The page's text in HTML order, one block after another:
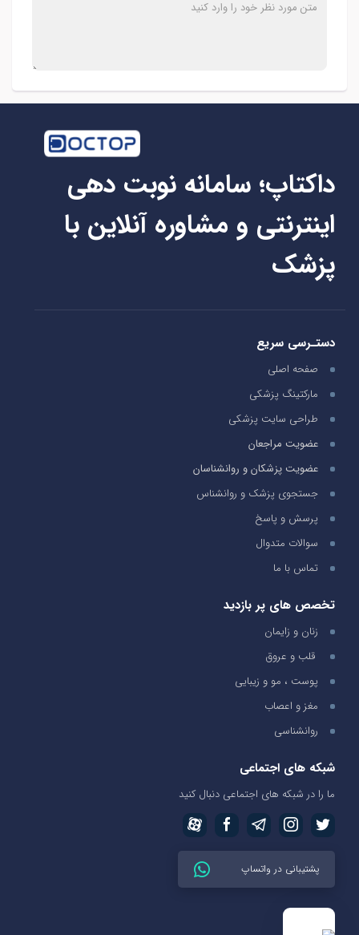
داکتاپ؛ سامانه نوبت دهی
اینترنتی و مشاوره آنلاین با
پزشک
دستـرسی سریع
صفحه اصلی
مارکتینگ پزشکی
طراحی سایت پزشکی
عضویت مراجعان
عضویت پزشکان و روانشناسان
جستجوی پزشک و روانشناس
پرسش و پاسخ
سوالات متدوال
تماس با ما
تخصص های پر بازدید
زنان و زایمان
قلب و عروق
پوست ، مو و زیبایی
مغز و اعصاب
روانشناسی
شبکه های اجتماعی
ما را در شبکه های اجتماعی دنبال کنید
پشتیبانی در واتساپ